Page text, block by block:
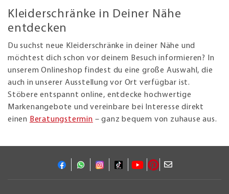
Kleiderschränke in Deiner Nähe
entdecken
Du suchst neue Kleiderschränke in deiner Nähe und
möchtest dich schon vor deinem Besuch informieren? In
unserem Onlineshop findest du eine große Auswahl, die
auch in unserer Ausstellung vor Ort verfügbar ist.
Stöbere entspannt online, entdecke hochwertige
Markenangebote und vereinbare bei Interesse direkt
einen Beratungstermin – ganz bequem von zuhause aus.